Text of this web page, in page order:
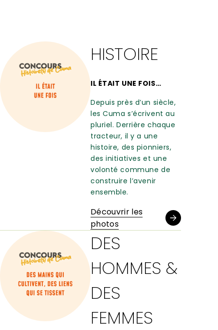
HISTOIRE
IL ÉTAIT UNE FOIS…
Depuis près d’un siècle,
les Cuma s’écrivent au
pluriel. Derrière chaque
tracteur, il y a une
histoire, des pionniers,
des initiatives et une
volonté commune de
construire l’avenir
ensemble.
Découvrir les
photos
DES
HOMMES &
DES
FEMMES